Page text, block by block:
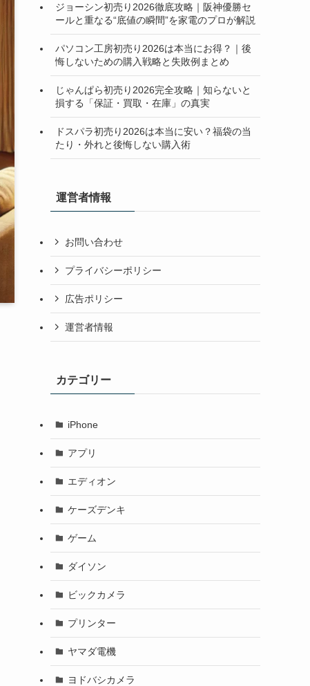
ジョーシン初売り2026徹底攻略｜阪神優勝セ
ールと重なる“底値の瞬間”を家電のプロが解説
パソコン工房初売り2026は本当にお得？｜後
悔しないための購入戦略と失敗例まとめ
じゃんぱら初売り2026完全攻略｜知らないと
損する「保証・買取・在庫」の真実
ドスパラ初売り2026は本当に安い？福袋の当
たり・外れと後悔しない購入術
運営者情報
お問い合わせ
プライバシーポリシー
広告ポリシー
運営者情報
カテゴリー
iPhone
アプリ
エディオン
ケーズデンキ
ゲーム
ダイソン
ビックカメラ
プリンター
ヤマダ電機
ヨドバシカメラ